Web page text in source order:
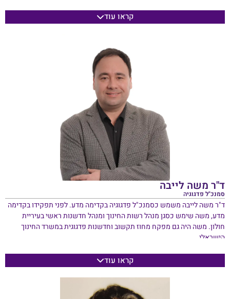
בתפקידה כממלאת מקום מנכ"לית World ORT קדימה מדע, הדס אחראית על
והיישום של כל הפרויקטים והשותפויות הגדולות עבור קדימה מדע ויישום
האסטרטגיה לטווח הקצר והארוך של הארגון.
הדס נולדה בארה"ב ומאחר שעברה לישראל כילדה, שולטת באנגלית ובעברית
כאחד. בעלת תואר ראשון בחשבונאות ועסקים מאוניברסיטת תל אביב
והמכללה למינהל ולימודים אקדמיים, ורישיון רו"ח (ישראל). הדס נשואה, עם
קראו עוד
ד"ר משה לייבה
סמנכ"ל פדגוגיה
ד"ר משה לייבה משמש כסמנכ"ל פדגוגיה בקדימה מדע. לפני תפקידו בקדימה
מדע, משה שימש כסגן מנהל רשות החינוך ומנהל חדשנות ראשי בעיריית
חולון. משה היה גם מפקח מחוז תקשוב וחדשנות פדגוגית במשרד החינוך
הישראלי.
משה קובע בתפקידו את סדר היום הפדגוגי של קדימה מדע ומוביל את כל
המו"פ והפעילויות החינוכיות בארץ ובחו"ל.
כיום פרופסור משנה בפקולטה למנהל עסקים וכלכלה (חוג למערכות מידע),
קראו עוד